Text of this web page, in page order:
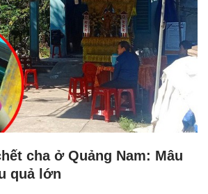
cha ở Quảng Nam: Mâu
quả lớn